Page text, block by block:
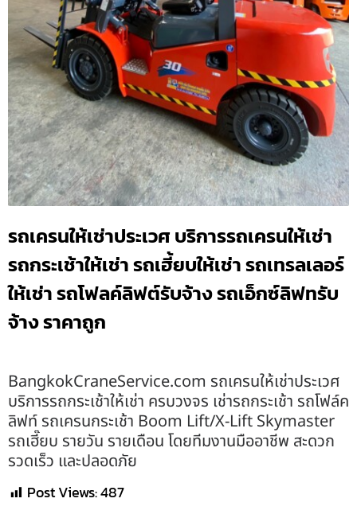
รถเครนให้เช่าประเวศ บริการรถเครนให้เช่า
รถกระเช้าให้เช่า รถเฮี้ยบให้เช่า รถเทรลเลอร์
ให้เช่า รถโฟลค์ลิฟต์รับจ้าง รถเอ็กซ์ลิฟทรับ
จ้าง ราคาถูก
BangkokCraneService.com รถเครนให้เช่าประเวศ
บริการรถกระเช้าให้เช่า ครบวงจร เช่ารถกระเช้า รถโฟล์ค
ลิฟท์ รถเครนกระเช้า Boom Lift/X-Lift Skymaster
รถเฮี๊ยบ รายวัน รายเดือน โดยทีมงานมืออาชีพ สะดวก
รวดเร็ว และปลอดภัย
Post Views:487